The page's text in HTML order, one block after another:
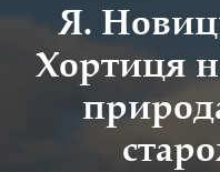
Я.
Хортиця